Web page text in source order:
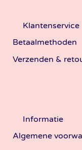
Klantenservice
Betaalmethoden
Verzenden &
Informatie
Algemene